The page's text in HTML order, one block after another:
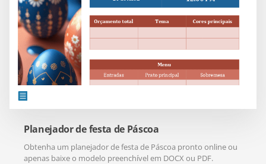
Planejador de festa de Páscoa
Obtenha um planejador de festa de Páscoa pronto online ou
apenas baixe o modelo preenchível em DOCX ou PDF.